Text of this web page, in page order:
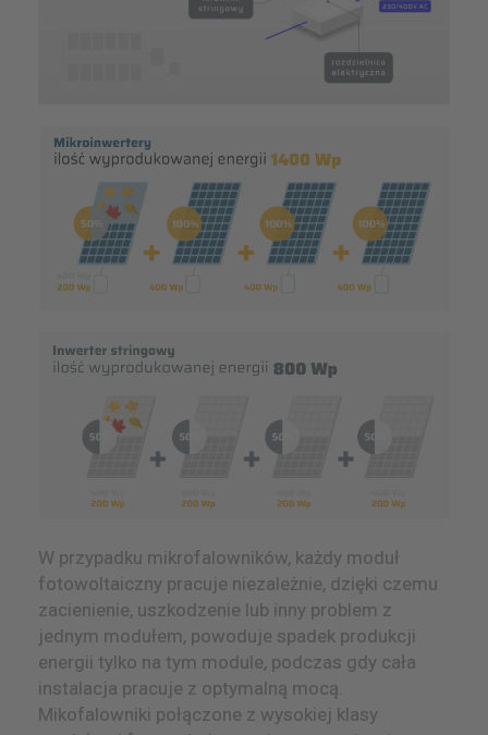
W przypadku mikrofalowników, każdy moduł
fotowoltaiczny pracuje niezależnie, dzięki czemu
zacienienie, uszkodzenie lub inny problem z
jednym modułem, powoduje spadek produkcji
energii tylko na tym module, podczas gdy cała
instalacja pracuje z optymalną mocą.
Mikofalowniki połączone z wysokiej klasy